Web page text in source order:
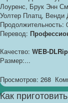
Лоуренс, Брук Энн
Уолтер Платц,
Продолжительность:
Перевод:
Качество: WEB-DLRip
Размер:...
Просмотров: 268
Как